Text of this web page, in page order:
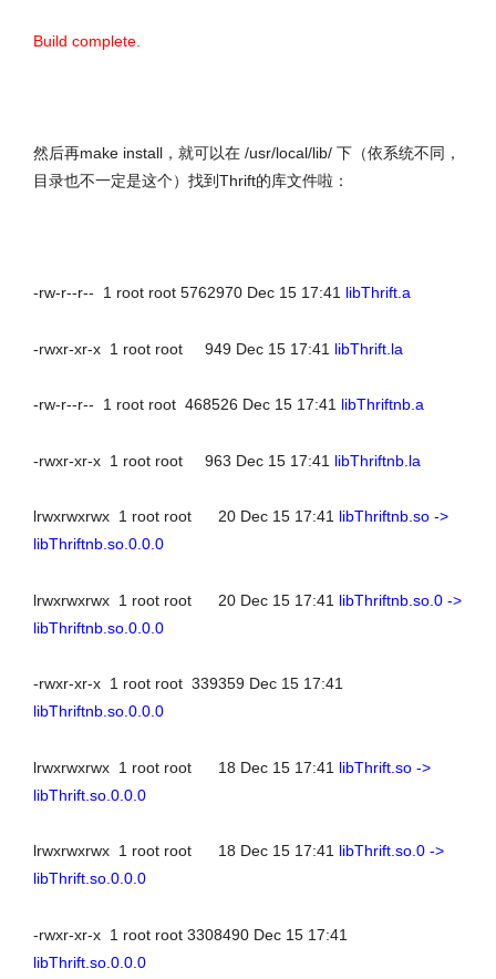
Build complete.
然后再make install，就可以在 /usr/local/lib/ 下（依系统不同，
目录也不一定是这个）找到Thrift的库文件啦：
-rw-r--r-- 1 root root 5762970 Dec 15 17:41 libThrift.a
-rwxr-xr-x 1 root root 949 Dec 15 17:41 libThrift.la
-rw-r--r-- 1 root root 468526 Dec 15 17:41 libThriftnb.a
-rwxr-xr-x 1 root root 963 Dec 15 17:41 libThriftnb.la
lrwxrwxrwx 1 root root 20 Dec 15 17:41 libThriftnb.so ->
libThriftnb.so.0.0.0
lrwxrwxrwx 1 root root 20 Dec 15 17:41 libThriftnb.so.0 ->
libThriftnb.so.0.0.0
-rwxr-xr-x 1 root root 339359 Dec 15 17:41
libThriftnb.so.0.0.0
lrwxrwxrwx 1 root root 18 Dec 15 17:41 libThrift.so ->
libThrift.so.0.0.0
lrwxrwxrwx 1 root root 18 Dec 15 17:41 libThrift.so.0 ->
libThrift.so.0.0.0
-rwxr-xr-x 1 root root 3308490 Dec 15 17:41
libThrift.so.0.0.0